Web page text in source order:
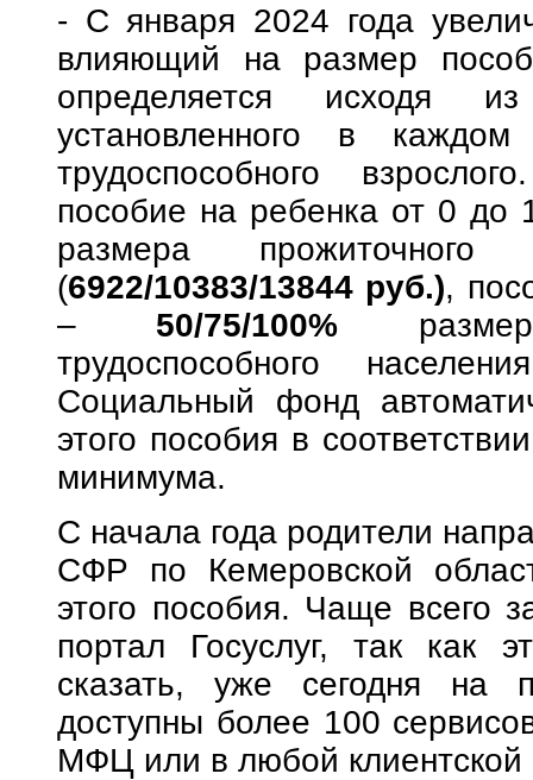
- С января 2024 года
влияющий на размер
определяется исходя
установленного в
трудоспособного
пособие на ребенка от 0 до
размера
(6922/10383/13844 руб.),
– 50/75/100%
трудоспособного
Социальный фонд
этого пособия в
минимума.
С начала года родители
СФР по Кемеровской
этого пособия. Чаще всего
портал Госуслуг, так как
сказать, уже сегодня на
доступны более 100
МФЦ или в любой